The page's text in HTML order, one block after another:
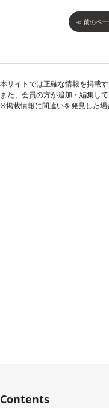
≪ 前のペー
本サイトでは正確な情報を掲載
また、会員の方が追加・編集し
※掲載情報に間違いを発見した場
Contents